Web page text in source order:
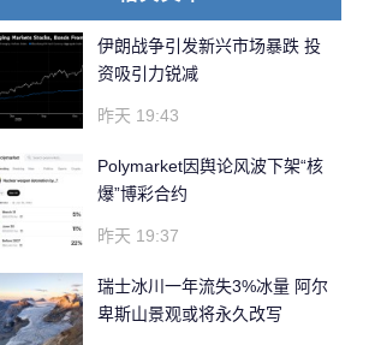
伊朗战争引发新兴市场暴跌 投
资吸引力锐减
昨天 19:43
Polymarket因舆论风波下架“核
爆”博彩合约
昨天 19:37
瑞士冰川一年流失3%冰量 阿尔
卑斯山景观或将永久改写